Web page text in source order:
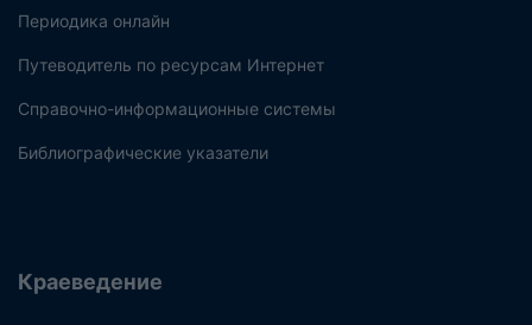
Периодика онлайн
Путеводитель по ресурсам Интернет
Справочно-информационные системы
Библиографические указатели
Краеведение